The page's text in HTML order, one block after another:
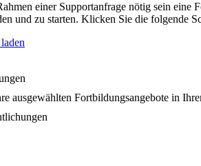
einer Supportanfrage nötig sein
und zu starten. Klicken Sie die folgende
ausgewählten Fortbildungsangebote in